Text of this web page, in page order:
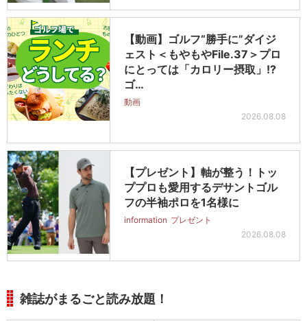
【動画】ゴルフ“勝手に”ダイジ
ェスト＜もやもやFile.37＞プロ
にとっては「カロリー摂取」!?
ゴ…
動画
2026.08.08
【プレゼント】軸が整う！トッ
ププロも愛用するデサントゴル
フの半袖ポロを1名様に
information プレゼント
2026.08.08
雑誌がまるごと読み放題！